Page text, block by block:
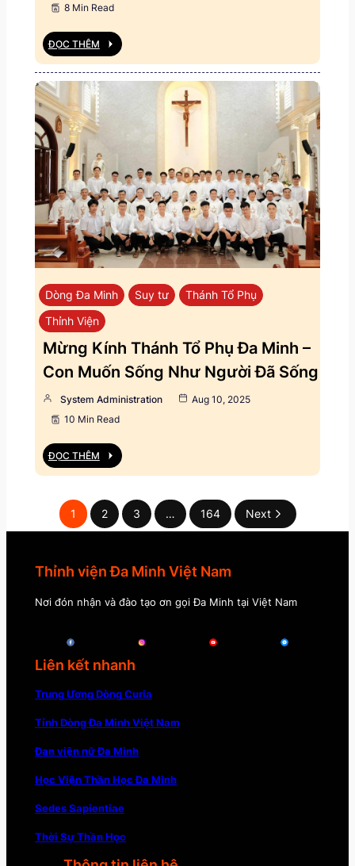
8 Min Read
ĐỌC THÊM
Dòng Đa Minh Suy tư
Thánh Tổ Phụ
Thỉnh Viện
Mừng Kính Thánh Tổ Phụ Đa Minh –
Con Muốn Sống Như Người Đã Sống
System Administration
Aug 10, 2025
10 Min Read
ĐỌC THÊM
1 2 3 … 164 Next
Thỉnh viện Đa Minh Việt Nam
Nơi đón nhận và đào tạo ơn gọi Đa Minh tại Việt Nam
Liên kết nhanh
Trung Ương Dòng Curia
Tỉnh Dòng Đa Minh Việt Nam
Đan viện nữ Đa Minh
Học Viện Thần Học Đa Minh
Sedes Sapientiae
Thời Sự Thần Học